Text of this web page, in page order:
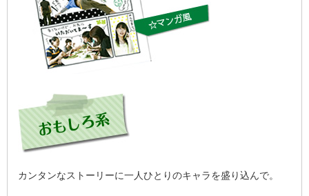
カンタンなストーリーに一人ひとりのキャラを盛り込んで。